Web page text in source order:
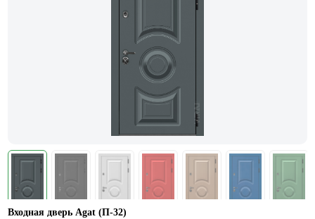
Входная дверь Agat (П-32)